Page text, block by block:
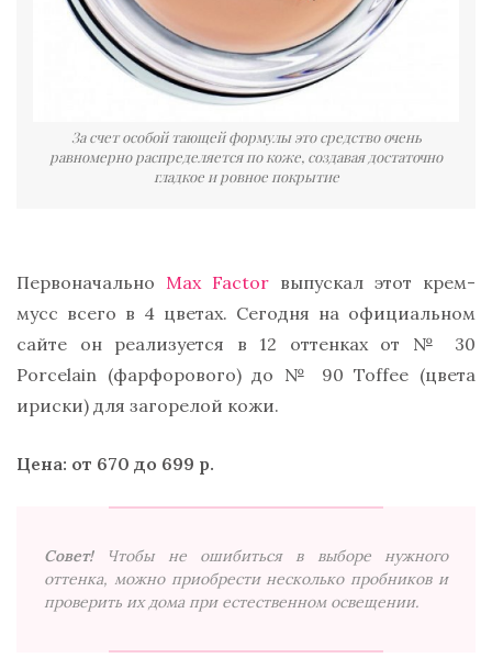
За счет особой тающей формулы это средство очень
равномерно распределяется по коже, создавая достаточно
гладкое и ровное покрытие
Первоначально Max Factor выпускал этот крем-
мусс всего в 4 цветах. Сегодня на официальном
сайте он реализуется в 12 оттенках от № 30
Porcelain (фарфорового) до № 90 Toffee (цвета
ириски) для загорелой кожи.
Цена: от 670 до 699 р.
Совет!
Чтобы не ошибиться в выборе нужного
оттенка, можно приобрести несколько пробников и
проверить их дома при естественном освещении.